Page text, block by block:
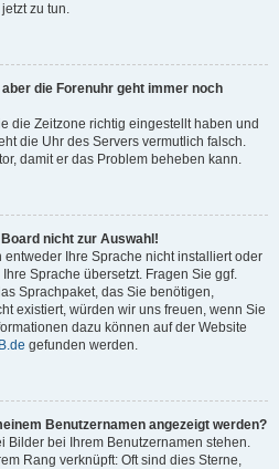
zu tun.
die Forenuhr geht immer noch
die Zeitzone richtig eingestellt haben und
die Uhr des Servers vermutlich falsch.
damit er das Problem beheben kann.
nicht zur Auswahl!
Ihre Sprache nicht installiert oder
Sprache übersetzt. Fragen Sie ggf.
Sprachpaket, das Sie benötigen,
existiert, würden wir uns freuen, wenn Sie
dazu können auf der Website
gefunden werden.
Benutzernamen angezeigt werden?
Bilder bei Ihrem Benutzernamen stehen.
Rang verknüpft: Oft sind dies Sterne,